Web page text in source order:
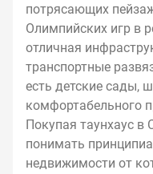
потрясающих
Олимпийских игр в
отличная
транспортные
есть детские сады,
комфортабельного
Покупая таунхаус
понимать
недвижимости от